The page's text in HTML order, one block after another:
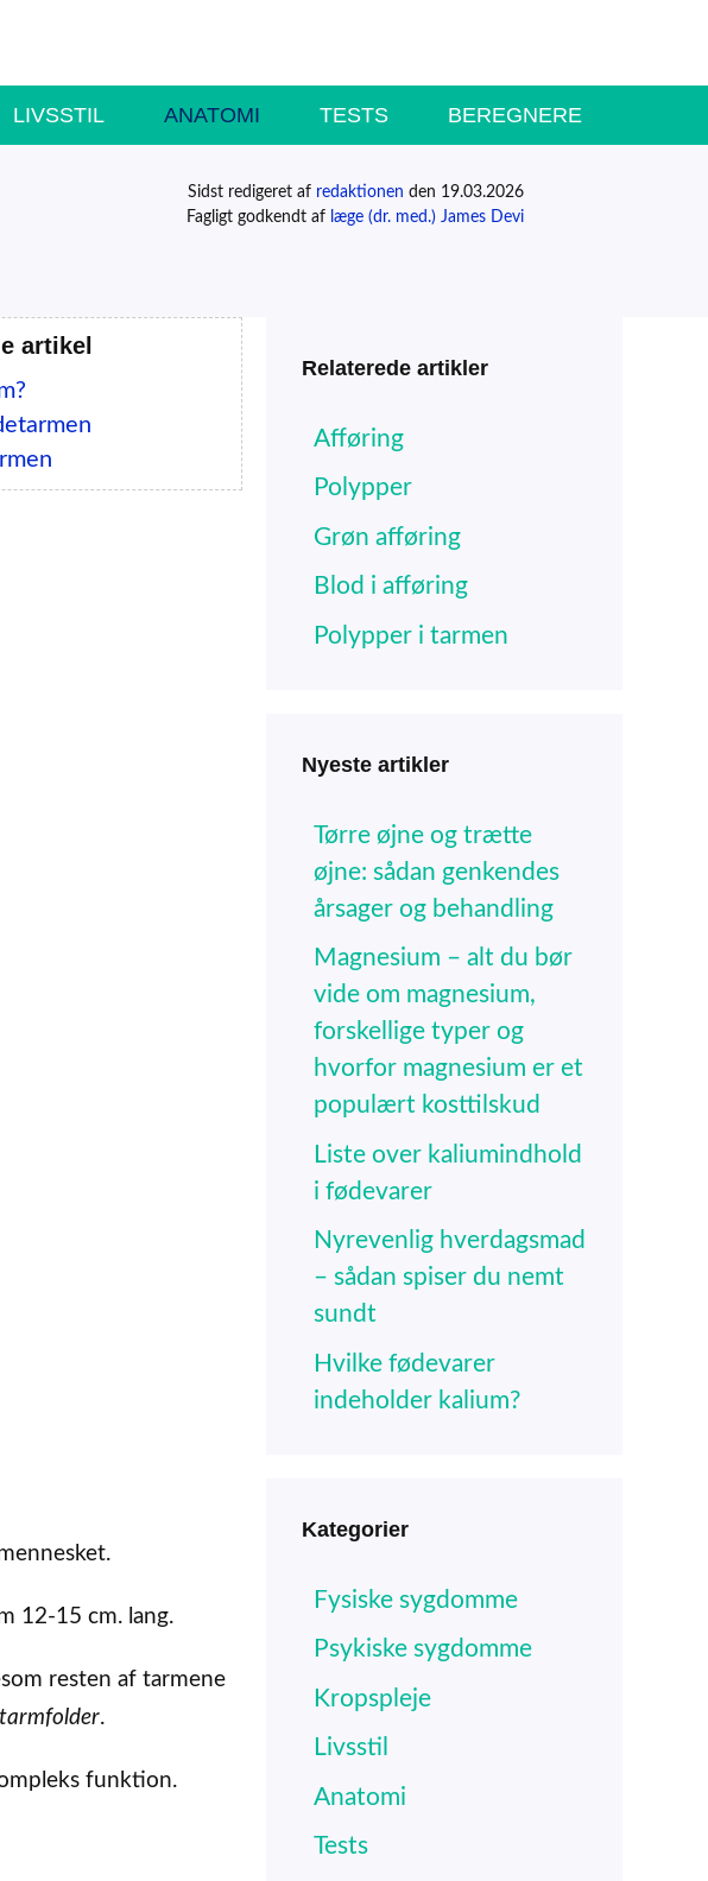
LIVSSTIL ANATOMI TESTS BEREGNERE
Sidst redigeret af redaktionen den 19.03.2026
Fagligt godkendt af læge (dr. med.) James Devi
artikel
12-15 cm. lang.
resten af tarmene
tarmfolder.
funktion.
Relaterede artikler
Afføring
Polypper
Grøn afføring
Blod i afføring
Polypper i tarmen
Nyeste artikler
Tørre øjne og trætte
øjne: sådan genkendes
årsager og behandling
Magnesium – alt du bør
vide om magnesium,
forskellige typer og
hvorfor magnesium er et
populært kosttilskud
Liste over kaliumindhold
i fødevarer
Nyrevenlig hverdagsmad
– sådan spiser du nemt
sundt
Hvilke fødevarer
indeholder kalium?
Kategorier
Fysiske sygdomme
Psykiske sygdomme
Kropspleje
Livsstil
Anatomi
Tests